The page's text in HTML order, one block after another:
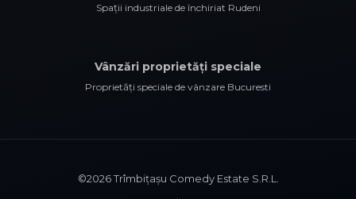
Spații industriale de închiriat Rudeni
Vânzări proprietăți speciale
Proprietăți speciale de vânzare Bucuresti
©2026Trîmbițașu Comedy Estate S.R.L.